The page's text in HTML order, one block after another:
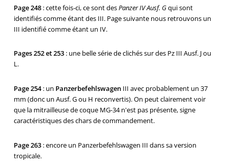
Page 248: cette fois-ci, ce sont desPanzer IV Ausf. Gqui sont
identifiés comme étant des III. Page suivante nous retrouvons un
III identifié comme étant un IV.
Pages 252 et 253: une belle série de clichés sur des Pz III Ausf. J ou
L.
Page 254: un PanzerbefehlswagenIII avec probablement un 37
mm (donc un Ausf. G ou H reconvertis). On peut clairement voir
que la mitrailleuse de coque MG-34 n'est pas présente, signe
caractéristiques des chars de commandement.
Page 263: encore un Panzerbefehlswagen III dans sa version
tropicale.